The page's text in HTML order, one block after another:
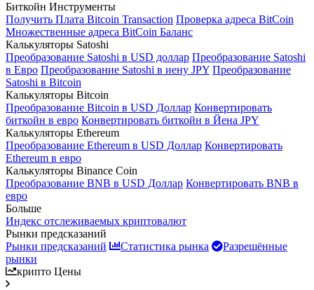
Биткойн Инструменты
Получить Плата Bitcoin Transaction Проверка адреса BitCoin
Множественные адреса BitCoin Баланс
Калькуляторы Satoshi
Преобразование Satoshi в USD доллар Преобразование Satoshi
в Евро Преобразование Satoshi в иену JPY Преобразование
Satoshi в Bitcoin
Калькуляторы Bitcoin
Преобразование Bitcoin в USD Доллар Конвертировать
биткойн в евро Конвертировать биткойн в Йена JPY
Калькуляторы Ethereum
Преобразование Ethereum в USD Доллар Конвертировать
Ethereum в евро
Калькуляторы Binance Coin
Преобразование BNB в USD Доллар Конвертировать BNB в
евро
Больше
Индекс отслеживаемых криптовалют
Рынки предсказаний
Рынки предсказаний
Статистика рынка
Разрешённые
рынки
крипто Цены